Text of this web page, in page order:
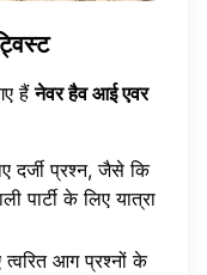
हैंनेवर हैव आई एवर
प्रश्न, जैसे कि
पार्टी के लिए यात्रा
आग प्रश्नों के